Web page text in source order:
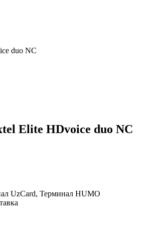
duo NC
Elite HDvoice duo NC
UzCard, Терминал HUMO